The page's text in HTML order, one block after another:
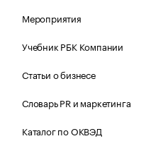
Мероприятия
Учебник РБК Компании
Статьи о бизнесе
Словарь PR и маркетинга
Каталог по ОКВЭД